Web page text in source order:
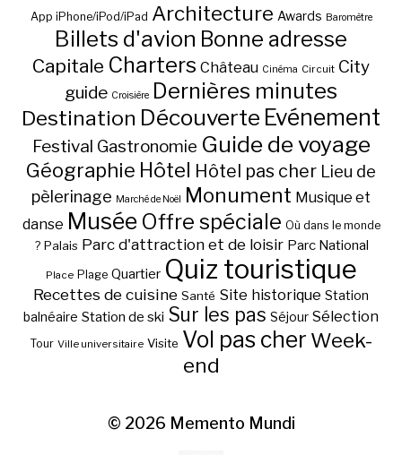
App iPhone/iPod/iPad Architecture Awards Baromètre
Billets d'avion Bonne adresse
Capitale Charters Château Cinéma Circuit City
guide Croisière Dernières minutes
Destination Découverte Evénement
Festival Gastronomie Guide de voyage
Géographie Hôtel Hôtel pas cher Lieu de
pèlerinage Marché de Noël Monument Musique et
danse Musée Offre spéciale Où dans le monde
? Palais Parc d'attraction et de loisir Parc National
Place Plage Quartier Quiz touristique
Recettes de cuisine Santé Site historique Station
balnéaire Station de ski Sur les pas Séjour Sélection
Tour Ville universitaire Visite Vol pas cher Week-
end
© 2026 Memento Mundi